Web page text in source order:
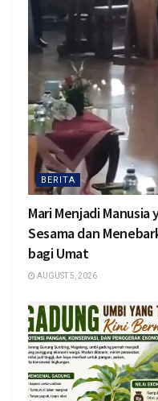
BERITA
Mari Menjadi
Sesama dan
bagi Umat
AUGUST 5, 2026